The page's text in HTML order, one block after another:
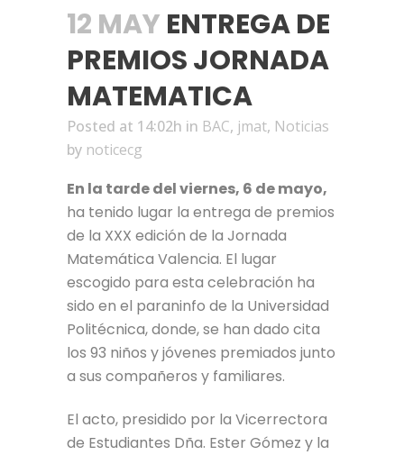
12 MAY ENTREGA DE
PREMIOS JORNADA
MATEMATICA
Posted at 14:02h in BAC, jmat, Noticias
by noticecg
En la tarde del viernes, 6 de mayo,
ha tenido lugar la entrega de premios
de la XXX edición de la Jornada
Matemática Valencia. El lugar
escogido para esta celebración ha
sido en el paraninfo de la Universidad
Politécnica, donde, se han dado cita
los 93 niños y jóvenes premiados junto
a sus compañeros y familiares.
El acto, presidido por la Vicerrectora
de Estudiantes Dña. Ester Gómez y la